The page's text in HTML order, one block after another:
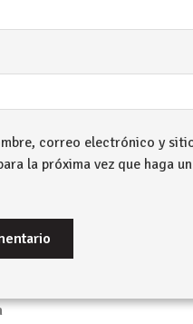
correo electrónico y
la próxima vez que haga un